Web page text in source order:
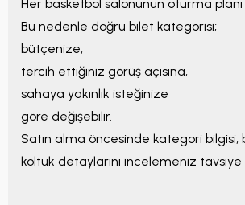
Her basketbol salonunun oturma planı
Bu nedenle doğru bilet kategorisi;
bütçenize,
tercih ettiğiniz görüş açısına,
sahaya yakınlık isteğinize
göre değişebilir.
Satın alma öncesinde kategori bilgisi,
koltuk detaylarını incelemeniz tavsiye